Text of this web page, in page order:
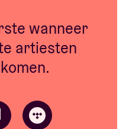
wanneer
artiesten